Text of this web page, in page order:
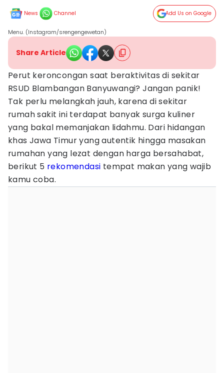
News Channel Add Us on Google
Menu. (Instagram/srengengewetan)
Share Article
Perut keroncongan saat beraktivitas di sekitar
RSUD Blambangan Banyuwangi? Jangan panik!
Tak perlu melangkah jauh, karena di sekitar
rumah sakit ini terdapat banyak surga kuliner
yang bakal memanjakan lidahmu. Dari hidangan
khas Jawa Timur yang autentik hingga masakan
rumahan yang lezat dengan harga bersahabat,
berikut 5 rekomendasi tempat makan yang wajib
kamu coba.